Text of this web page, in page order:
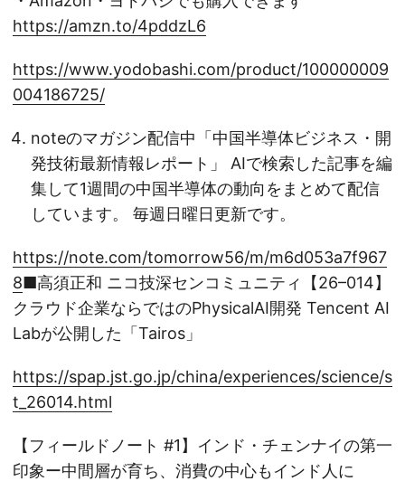
https://amzn.to/4pddzL6
https://www.yodobashi.com/product/100000009
004186725/
noteのマガジン配信中「中国半導体ビジネス・開
発技術最新情報レポート」 AIで検索した記事を編
集して1週間の中国半導体の動向をまとめて配信
しています。 毎週日曜日更新です。
https://note.com/tomorrow56/m/m6d053a7f967
8■高須正和 ニコ技深センコミュニティ【26–014】
クラウド企業ならではのPhysicalAI開発 Tencent AI
Labが公開した「Tairos」
https://spap.jst.go.jp/china/experiences/science/s
t_26014.html
【フィールドノート #1】インド・チェンナイの第一
印象ー中間層が育ち、消費の中心もインド人に